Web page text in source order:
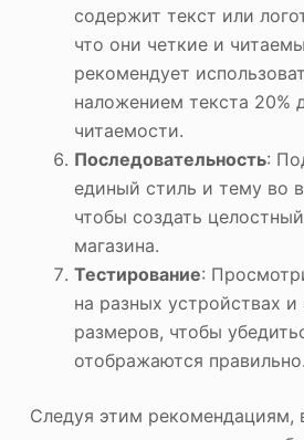
содержит текст или
что они четкие и
рекомендует
наложением текста 20%
читаемости.
Последовательность:
единый стиль и тему во
чтобы создать
магазина.
Тестирование:
на разных устройствах и
размеров, чтобы
отображаются правильно.
Следуя этим рекомендациям,